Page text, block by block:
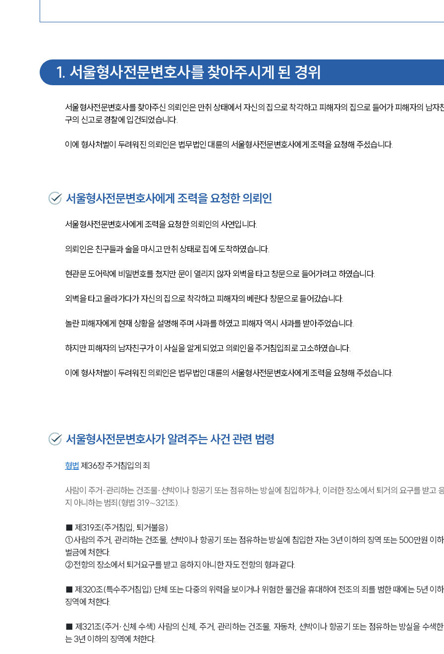
1. 서울형사전문변호사를 찾아주시게 된 경위
서울형사전문변호사를 찾아주신 의뢰인은 만취 상태에서 자신의 집으로 착각하고 피해자의 집으로 들어가 피해자의 남자
구의 신고로 경찰에 입건되었습니다.
이에 형사처벌이 두려워진 의뢰인은 법무법인 대륜의 서울형사전문변호사에게 조력을 요청해 주셨습니다.
서울형사전문변호사에게 조력을 요청한 의뢰인
서울형사전문변호사에게 조력을 요청한 의뢰인의 사연입니다.
의뢰인은 친구들과 술을 마시고 만취 상태로 집에 도착하였습니다.
현관문 도어락에 비밀번호를 쳤지만 문이 열리지 않자 외벽을 타고 창문으로 들어가려고 하였습니다.
외벽을 타고 올라가다가 자신의 집으로 착각하고 피해자의 베란다 창문으로 들어갔습니다.
놀란 피해자에게 현재 상황을 설명해 주며 사과를 하였고 피해자 역시 사과를 받아주었습니다.
하지만 피해자의 남자친구가 이 사실을 알게 되었고 의뢰인을 주거침입죄로 고소하였습니다.
이에 형사처벌이 두려워진 의뢰인은 법무법인 대륜의 서울형사전문변호사에게 조력을 요청해 주셨습니다.
서울형사전문변호사가 알려주는 사건 관련 법령
형법 제36장 주거침입의 죄
사람이 주거·관리하는 건조물·선박이나 항공기 또는 점유하는 방실에 침입하거나, 이러한 장소에서 퇴거의 요구를 받고
지 아니하는 범죄(형법 319∼321조).
■ 제319조(주거침입, 퇴거불응)
①사람의 주거, 관리하는 건조물, 선박이나 항공기 또는 점유하는 방실에 침입한 자는 3년 이하의 징역 또는 500만원 이
벌금에 처한다.
②전항의 장소에서 퇴거요구를 받고 응하지 아니한 자도 전항의 형과 같다.
■ 제320조(특수주거침입) 단체 또는 다중의 위력을 보이거나 위험한 물건을 휴대하여 전조의 죄를 범한 때에는 5년 이
징역에 처한다.
■ 제321조(주거·신체 수색) 사람의 신체, 주거, 관리하는 건조물, 자동차, 선박이나 항공기 또는 점유하는 방실을 수색
는 3년 이하의 징역에 처한다.